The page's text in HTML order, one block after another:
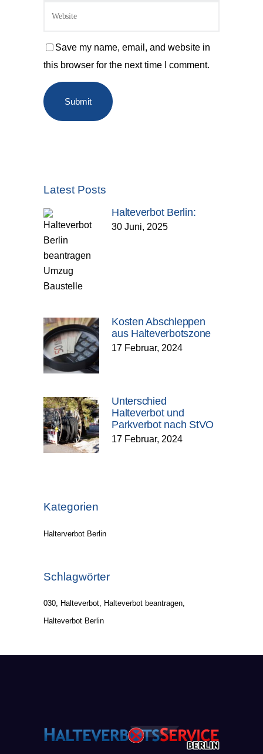
Save my name, email, and website in
this browser for the next time I comment.
Latest Posts
Halteverbot Berlin:
30 Juni, 2025
Kosten Abschleppen
aus Halteverbotszone
17 Februar, 2024
Unterschied
Halteverbot und
Parkverbot nach StVO
17 Februar, 2024
Kategorien
Halterverbot Berlin
Schlagwörter
030 Halteverbot Halteverbot beantragen
Halteverbot Berlin